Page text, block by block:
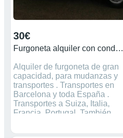
30€
Furgoneta alquiler con conductor
Alquiler de furgoneta de gran
capacidad, para mudanzas y
transportes . Transportes en
Barcelona y toda España .
Transportes a Suiza, Italia,
Francia, Portugal. También
partir de 30€. Puntualidad y